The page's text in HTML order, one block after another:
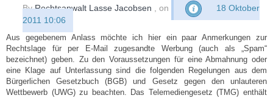
ByRechtsanwalt Lasse Jacobsen , on
18 Oktober
2011 10:06
Aus gegebenem Anlass möchte ich hier ein paar Anmerkungen zur
Rechtslage für per E-Mail zugesandte Werbung (auch als „Spam“
bezeichnet) geben. Zu den Voraussetzungen für eine Abmahnung oder
eine Klage auf Unterlassung sind die folgenden Regelungen aus dem
Bürgerlichen Gesetzbuch (BGB) und Gesetz gegen den unlauteren
Wettbewerb (UWG) zu beachten. Das Telemediengesetz (TMG) enthält